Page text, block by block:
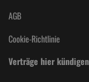
AGB
Cookie-Richtlinie
Verträge hier kündigen